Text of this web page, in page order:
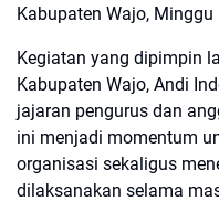
Kabupaten Wajo,
Kegiatan yang dipimpin
Kabupaten Wajo, Andi
jajaran pengurus dan
ini menjadi momentum
organisasi sekaligus
dilaksanakan selama